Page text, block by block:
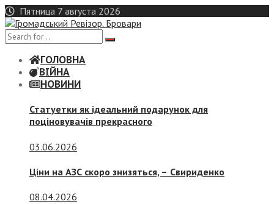
Skip
to
content
Пятница 7 августа 2026
ГОЛОВНА
ВІЙНА
НОВИНИ
Статуетки як ідеальний подарунок для
поціновувачів прекрасного
03.06.2026
Ціни на АЗС скоро знизяться, – Свириденко
08.04.2026